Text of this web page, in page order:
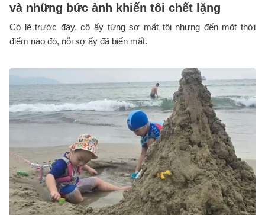
và những bức ảnh khiến tôi chết lặng
Có lẽ trước đây, cô ấy từng sợ mất tôi nhưng đến một thời
điểm nào đó, nỗi sợ ấy đã biến mất.